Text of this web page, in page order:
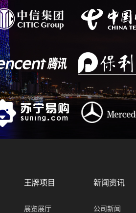
王牌项目
展览展厅
新闻资讯
公司新闻